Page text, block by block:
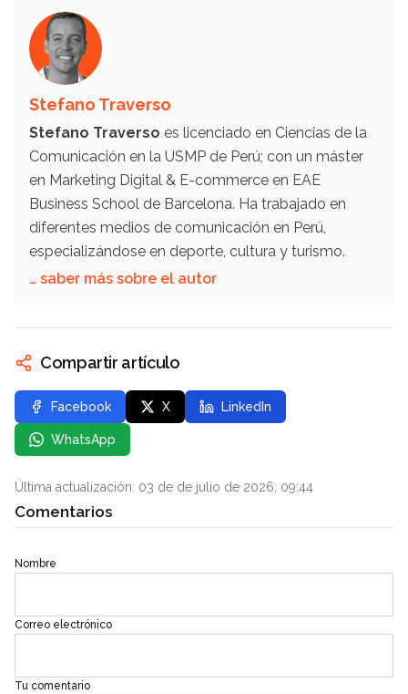
Stefano Traverso
Stefano Traverso es licenciado en Ciencias de la
Comunicación en la USMP de Perú; con un máster
en Marketing Digital & E-commerce en EAE
Business School de Barcelona. Ha trabajado en
diferentes medios de comunicación en Perú,
especializándose en deporte, cultura y turismo.
… saber más sobre el autor
Compartir artículo
Facebook X LinkedIn
WhatsApp
Última actualización: 03 de de julio de 2026, 09:44
Comentarios
Nombre
Correo electrónico
Tu comentario